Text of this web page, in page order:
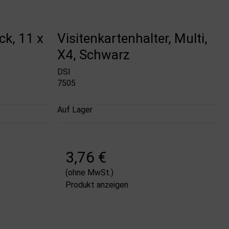
11 x
Visitenkartenhalter, Multi,
X4, Schwarz
DSI
7505
Auf Lager
3,76 €
(ohne MwSt.)
Produkt anzeigen